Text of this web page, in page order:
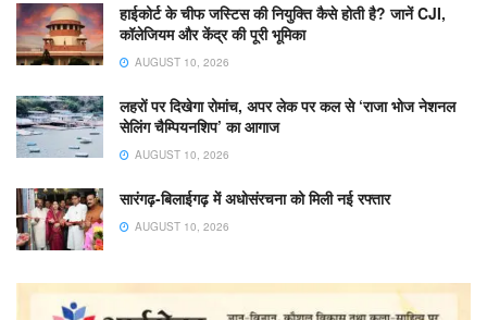
हाईकोर्ट के चीफ जस्टिस की नियुक्ति कैसे होती है? जानें CJI,
कॉलेजियम और केंद्र की पूरी भूमिका
AUGUST 10, 2026
लहरों पर दिखेगा रोमांच, अपर लेक पर कल से ‘राजा भोज नेशनल
सेलिंग चैम्पियनशिप’ का आगाज
AUGUST 10, 2026
सारंगढ़-बिलाईगढ़ में अधोसंरचना को मिली नई रफ्तार
AUGUST 10, 2026